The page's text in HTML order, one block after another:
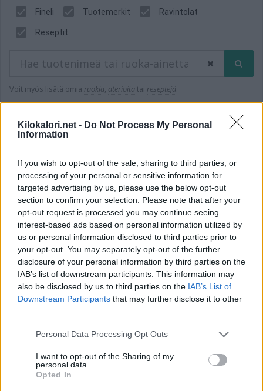
Kilokalori.net - Do Not Process My Personal
Information
If you wish to opt-out of the sale, sharing to third parties, or
processing of your personal or sensitive information for
targeted advertising by us, please use the below opt-out
section to confirm your selection. Please note that after your
opt-out request is processed you may continue seeing
interest-based ads based on personal information utilized by
us or personal information disclosed to third parties prior to
your opt-out. You may separately opt-out of the further
disclosure of your personal information by third parties on the
IAB’s list of downstream participants. This information may
also be disclosed by us to third parties on the IAB’s List of
Downstream Participants that may further disclose it to other
Personal Data Processing Opt Outs
I want to opt-out of the Sharing of my
personal data.
Opted In
Fineli Tuotemerkit Ravintolat
Reseptit
Voit myös lisätä omia ruokia, aterioitatai reseptejä.
Cato Negro Cabernet Sauvignon 2023
Cabernet sauvigion
Energia
70 kcal
Rasva
0,0 g
Hiilih.
0,2 g
Proteiini
0,0 g